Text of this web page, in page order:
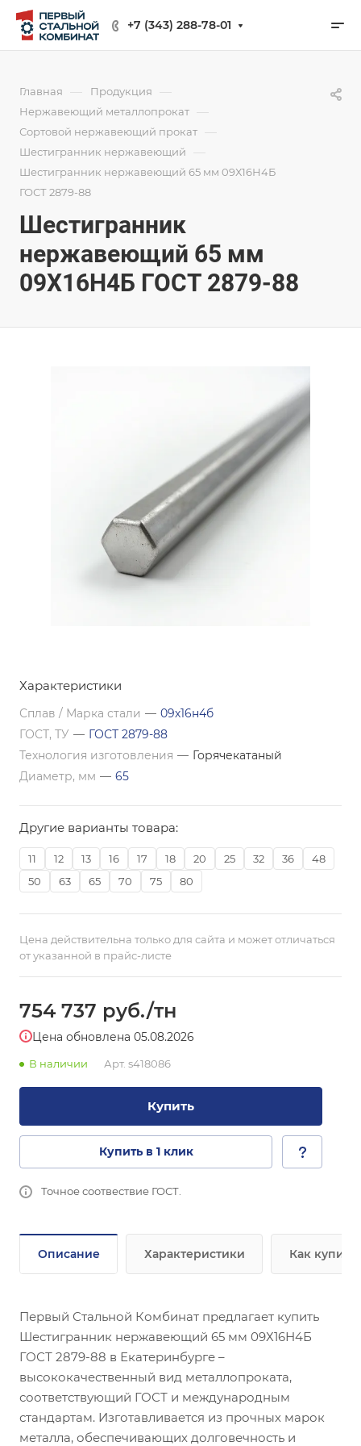
+7 (343) 288-78-01
Главная — Продукция —
Нержавеющий металлопрокат —
Сортовой нержавеющий прокат —
Шестигранник нержавеющий —
Шестигранник нержавеющий 65 мм 09Х16Н4Б
ГОСТ 2879-88
Шестигранник
нержавеющий 65 мм
09Х16Н4Б ГОСТ 2879-88
Характеристики
Сплав / Марка стали — 09х16н4б
ГОСТ, ТУ — ГОСТ 2879-88
Технология изготовления — Горячекатаный
Диаметр, мм — 65
Другие варианты товара:
11 12 13 16 17 18 20 25 32 36
48
50
63 65 70 75 80
Цена действительна только для сайта и может отличаться
от указанной в прайс-листе
754 737 руб./тн
Цена обновлена 05.08.2026
В наличии Арт. s418086
Купить
Купить в 1 клик
Точное соотвествие ГОСТ.
Описание Характеристики Как купить
Первый Стальной Комбинат предлагает купить
Шестигранник нержавеющий 65 мм 09Х16Н4Б
ГОСТ 2879-88 в Екатеринбурге –
высококачественный вид металлопроката,
соответствующий ГОСТ и международным
стандартам. Изготавливается из прочных марок
металла, обеспечивающих долговечность и